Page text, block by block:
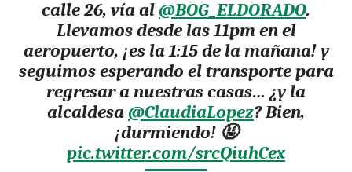
calle 26, vía al@BOG_ELDORADO.
Llevamos desde las 11pm en el
aeropuerto, ¡es la 1:15 de la mañana! y
seguimos esperando el transporte para
regresar a nuestras casas… ¿y la
alcaldesa@ClaudiaLopez? Bien,
¡durmiendo! 🤬
pic.twitter.com/srcQiuhCex